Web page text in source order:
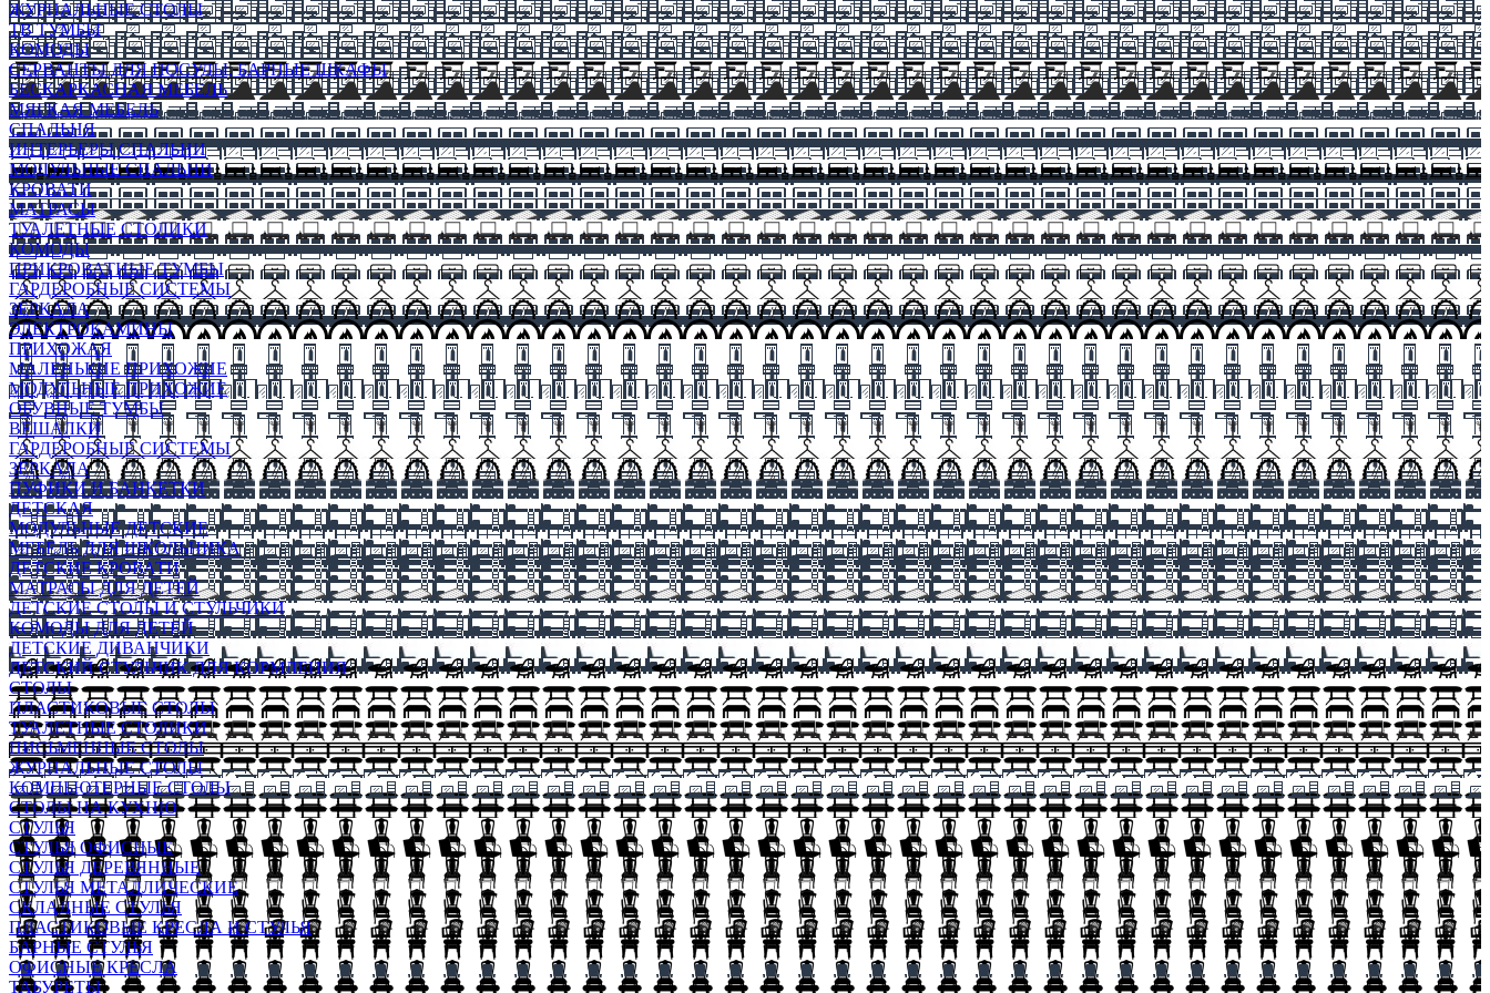
ЖУРНАЛЬНЫЕ СТОЛЫ
ТВ ТУМБЫ
КОМОДЫ
СЕРВАНТЫ ДЛЯ ПОСУДЫ, БАРНЫЕ ШКАФЫ
БЕСКАРКАСНАЯ МЕБЕЛЬ
МЯГКАЯ МЕБЕЛЬ
СПАЛЬНЯ
ИНТЕРЬЕРЫ СПАЛЬНИ
МОДУЛЬНЫЕ СПАЛЬНИ
КРОВАТИ
МАТРАСЫ
ТУАЛЕТНЫЕ СТОЛИКИ
КОМОДЫ
ПРИКРОВАТНЫЕ ТУМБЫ
ГАРДЕРОБНЫЕ СИСТЕМЫ
ЗЕРКАЛА
ЭЛЕКТРОКАМИНЫ
ПРИХОЖАЯ
МАЛЕНЬКИЕ ПРИХОЖИЕ
МОДУЛЬНЫЕ ПРИХОЖИЕ
ОБУВНЫЕ ТУМБЫ
ВЕШАЛКИ
ГАРДЕРОБНЫЕ СИСТЕМЫ
ЗЕРКАЛА
ПУФИКИ И БАНКЕТКИ
ДЕТСКАЯ
МОДУЛЬНЫЕ ДЕТСКИЕ
МЕБЕЛЬ ДЛЯ ШКОЛЬНИКА
ДЕТСКИЕ КРОВАТИ
МАТРАСЫ ДЛЯ ДЕТЕЙ
ДЕТСКИЕ СТОЛЫ И СТУЛЬЧИКИ
КОМОДЫ ДЛЯ ДЕТЕЙ
ДЕТСКИЕ ДИВАНЧИКИ
ДЕТСКИЙ СТУЛЬЧИК ДЛЯ КОРМЛЕНИЯ
СТОЛЫ
ПЛАСТИКОВЫЕ СТОЛЫ
ТУАЛЕТНЫЕ СТОЛИКИ
ПИСЬМЕННЫЕ СТОЛЫ
ЖУРНАЛЬНЫЕ СТОЛЫ
КОМПЬЮТЕРНЫЕ СТОЛЫ
СТОЛЫ НА КУХНЮ
СТУЛЬЯ
СТУЛЬЯ ОФИСНЫЕ
СТУЛЬЯ ДЕРЕВЯННЫЕ
СТУЛЬЯ МЕТАЛЛИЧЕСКИЕ
СКЛАДНЫЕ СТУЛЬЯ
ПЛАСТИКОВЫЕ КРЕСЛА И СТУЛЬЯ
БАРНЫЕ СТУЛЬЯ
ОФИСНЫЕ КРЕСЛА
ТАБУРЕТЫ